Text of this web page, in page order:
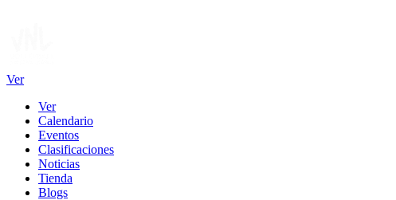
Ver
Ver
Calendario
Eventos
Clasificaciones
Noticias
Tienda
Blogs